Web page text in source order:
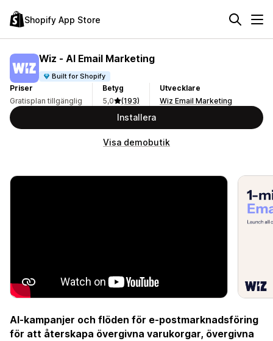
Shopify App Store
Wiz ‑ AI Email Marketing
Built for Shopify
Priser
Gratisplan tillgänglig
Betyg
5,0
(193)
Utvecklare
Wiz Email Marketing
Installera
Visa demobutik
AI-kampanjer och flöden för e-postmarknadsföring
för att återskapa övergivna varukorgar, övergivna